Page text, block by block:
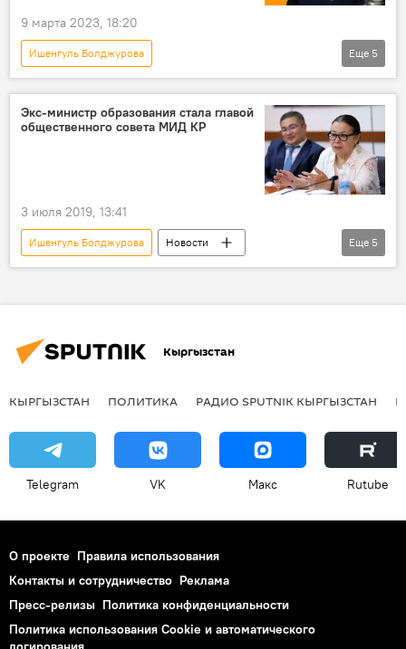
9 марта 2023, 18:20
Ишенгуль Болджурова
Радио Sputnik Кыргызстан
образование
школа
детский сад
Sistem Muhendislik Insaat Sanavi ve Ticaret A.S
Еще 5
Экс-министр образования стала главой
общественного совета МИД КР
3 июля 2019, 13:41
Ишенгуль Болджурова
Новости
Кыргызстан
Политика
МИД
Еще 5
Кыргызстан
КЫРГЫЗСТАН ПОЛИТИКА РАДИО SPUTNIK КЫРГЫЗСТАН
Telegram VK Макс Rutube
О проекте Правила использования
Контакты и сотрудничество Реклама
Пресс-релизы Политика конфиденциальности
Политика использования Cookie и автоматического